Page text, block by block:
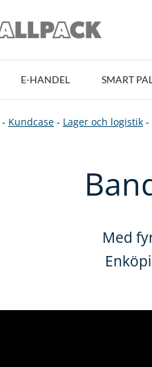
E-HANDEL SMART
- Kundcase - Lager och logistik -
Med